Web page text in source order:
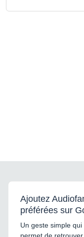
Ajoutez
préférées sur
Un geste simple